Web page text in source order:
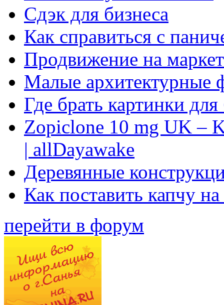
Сдэк для бизнеса
Как справиться с
Продвижение на
Малые архитектурные
Где брать картинки
Zopiclone 10 mg UK –
| allDayawake
Деревянные
Как поставить капчу
перейти в форум